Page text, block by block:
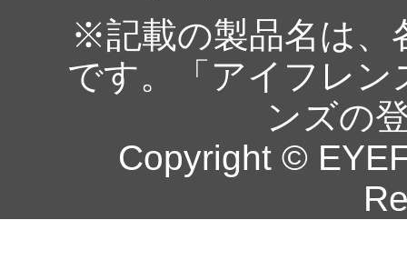
※記載の製品名は、
です。「アイフレ
ンズの
Copyright ©